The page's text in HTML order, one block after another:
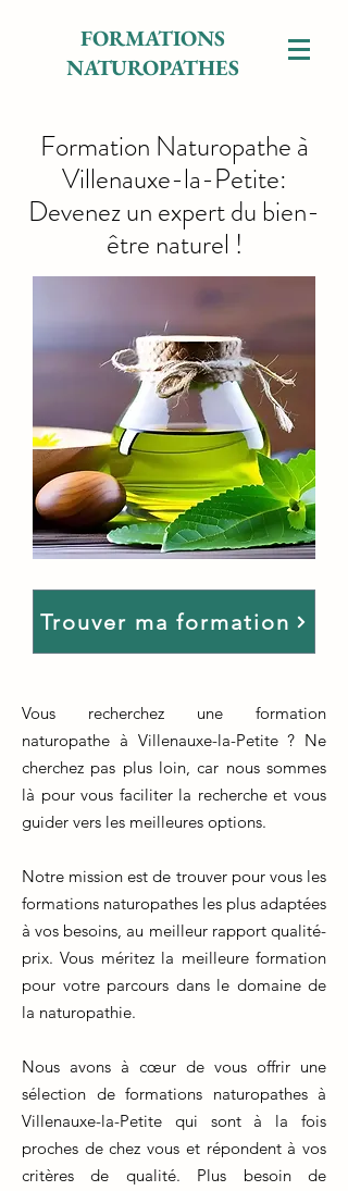
FORMATIONS
NATUROPATHES
Formation Naturopathe à
Villenauxe-la-Petite:
Devenez un expert du bien-
être naturel !
Trouver ma formation
Vous recherchez une formation
naturopathe à Villenauxe-la-Petite ? Ne
cherchez pas plus loin, car nous sommes
là pour vous faciliter la recherche et vous
guider vers les meilleures options.
Notre mission est de trouver pour vous les
formations naturopathes les plus adaptées
à vos besoins, au meilleur rapport qualité-
prix. Vous méritez la meilleure formation
pour votre parcours dans le domaine de
la naturopathie.
Nous avons à cœur de vous offrir une
sélection de formations naturopathes à
Villenauxe-la-Petite qui sont à la fois
proches de chez vous et répondent à vos
critères de qualité. Plus besoin de